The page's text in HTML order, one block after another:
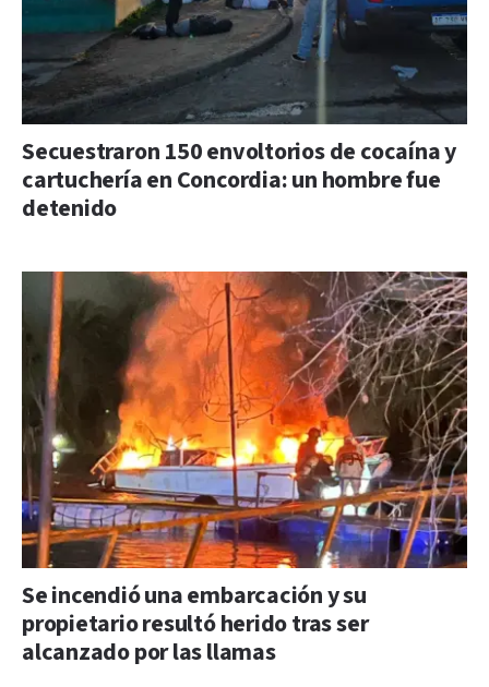
Secuestraron 150 envoltorios de cocaína y
cartuchería en Concordia: un hombre fue
detenido
Se incendió una embarcación y su
propietario resultó herido tras ser
alcanzado por las llamas